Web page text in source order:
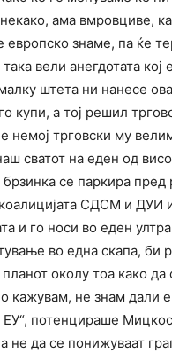
ама вмровциве,
знаме, па ќе
вели анегдотата кој
штета ни нанесе
купи, а тој решил
немој трговски му
сватот на еден од
се паркира пред
СДСМ и ДУИ
и го носи во еден
во една скапа, би
околу тоа како да
кажувам, не знам дали
ЕУ“, потенцираше
не да се понижуваат